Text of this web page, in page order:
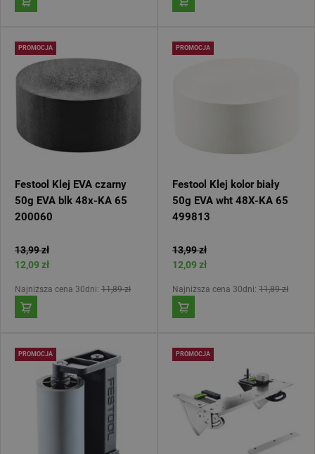
PROMOCJA
Festool Klej EVA czarny
50g EVA blk 48x-KA 65
200060
13,99 zł
12,09 zł
Najniższa cena 30dni: 11,89 zł
PROMOCJA
Festool Klej kolor biały
50g EVA wht 48X-KA 65
499813
13,99 zł
12,09 zł
Najniższa cena 30dni: 11,89 zł
PROMOCJA PROMOCJA